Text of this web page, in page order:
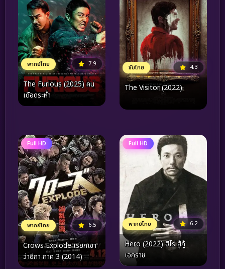
พากย์ไทย 7.9
The Furious (2025) คน
เดือดระห่ำ
ซับไทย 4.3
The Visitor (2022)
Full HD
พากย์ไทย 6.5
Crows Explode เรียกเขา
ว่าอีกา ภาค 3 (2014)
Full HD
พากย์ไทย 6.2
Hero (2022) ฮีโร่ สู้กู้
เอกราช